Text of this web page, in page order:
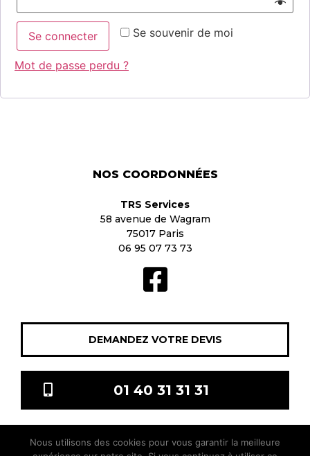
Se souvenir de moi
Se connecter
Mot de passe perdu ?
NOS COORDONNÉES
TRS Services
58 avenue de Wagram
75017 Paris
06 95 07 73 73
DEMANDEZ VOTRE DEVIS
01 40 31 31 31
TRS Services © 2021 Tous droits réservés | Mentions légales
Nous utilisons des cookies pour vous garantir la meilleure